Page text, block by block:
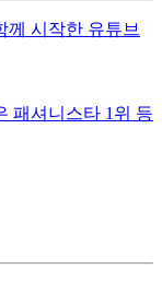
께 시작한 유튜브
패셔니스타 1위 등